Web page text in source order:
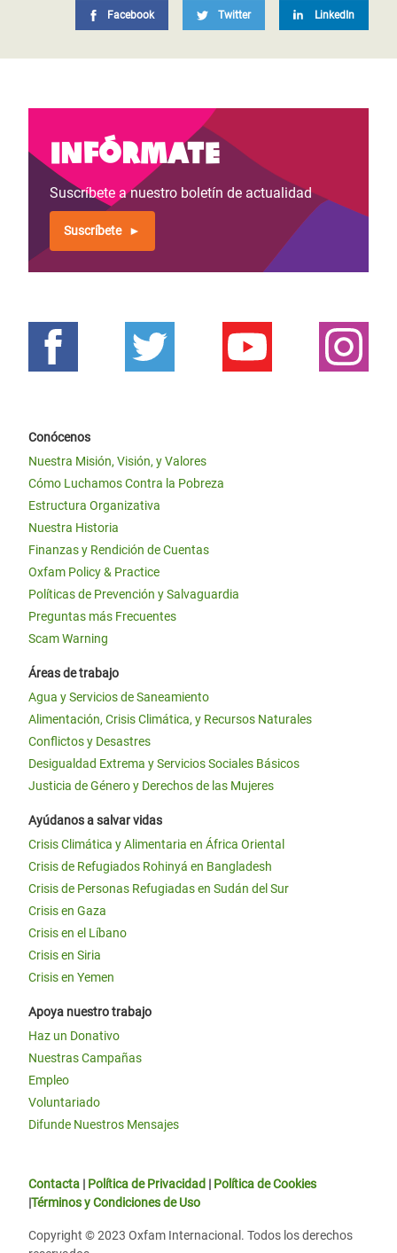
Facebook Twitter LinkedIn
Infórmate
Suscríbete a nuestro boletín de actualidad
Suscríbete
Conócenos
Nuestra Misión, Visión, y Valores
Cómo Luchamos Contra la Pobreza
Estructura Organizativa
Nuestra Historia
Finanzas y Rendición de Cuentas
Oxfam Policy & Practice
Políticas de Prevención y Salvaguardia
Preguntas más Frecuentes
Scam Warning
Áreas de trabajo
Agua y Servicios de Saneamiento
Alimentación, Crisis Climática, y Recursos Naturales
Conflictos y Desastres
Desigualdad Extrema y Servicios Sociales Básicos
Justicia de Género y Derechos de las Mujeres
Ayúdanos a salvar vidas
Crisis Climática y Alimentaria en África Oriental
Crisis de Refugiados Rohinyá en Bangladesh
Crisis de Personas Refugiadas en Sudán del Sur
Crisis en Gaza
Crisis en el Líbano
Crisis en Siria
Crisis en Yemen
Apoya nuestro trabajo
Haz un Donativo
Nuestras Campañas
Empleo
Voluntariado
Difunde Nuestros Mensajes
Contacta | Política de Privacidad | Política de Cookies
|Términos y Condiciones de Uso
Copyright © 2023 Oxfam Internacional. Todos los derechos